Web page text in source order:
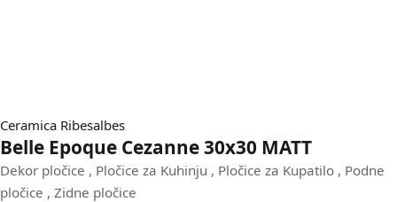
Ceramica Ribesalbes
Belle Epoque Cezanne 30x30 MATT
Dekor pločice , Pločice za Kuhinju , Pločice za Kupatilo , Podne
pločice , Zidne pločice